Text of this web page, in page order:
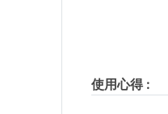
使用心得: